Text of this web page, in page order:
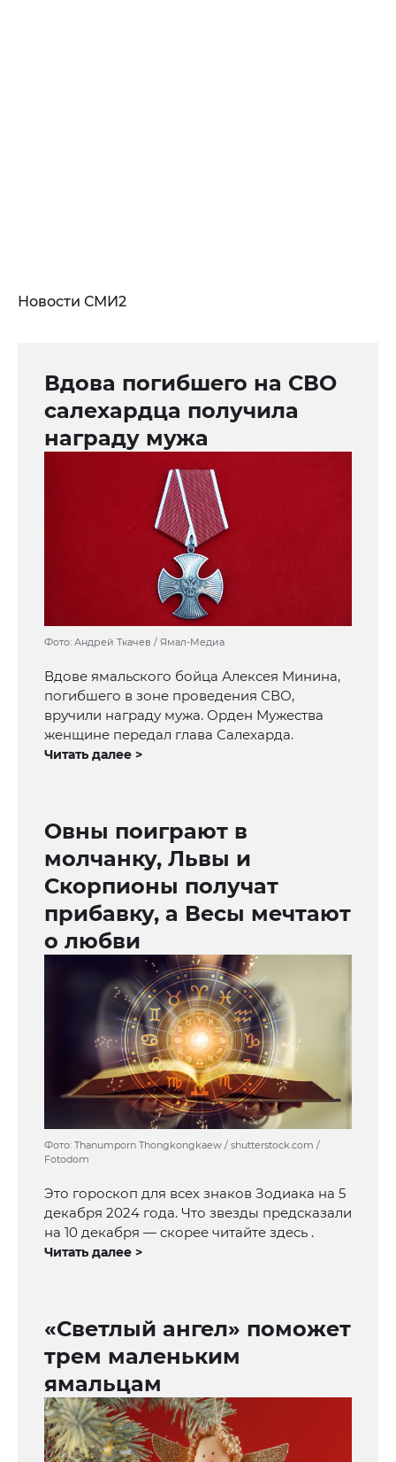
Новости СМИ2
Вдова погибшего на СВО
салехардца получила
награду мужа
Фото: Андрей Ткачев / Ямал-Медиа
Вдове ямальского бойца Алексея Минина,
погибшего в зоне проведения СВО,
вручили награду мужа. Орден Мужества
женщине передал глава Салехарда.
Читать далее >
Овны поиграют в
молчанку, Львы и
Скорпионы получат
прибавку, а Весы мечтают
о любви
Фото: Thanumporn Thongkongkaew / shutterstock.com /
Fotodom
Это гороскоп для всех знаков Зодиака на 5
декабря 2024 года. Что звезды предсказали
на 10 декабря — скорее читайте здесь .
Читать далее >
«Светлый ангел» поможет
трем маленьким
ямальцам